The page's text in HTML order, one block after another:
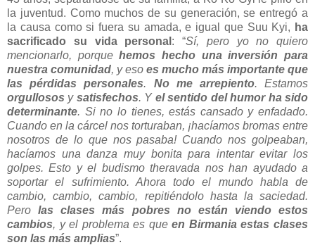
la juventud. Como muchos de su generación, se entregó a
la causa como si fuera su amada, e igual que Suu Kyi, ha
sacrificado su vida personal : “Sí, pero yo no quiero
mencionarlo, porquehemos hecho una inversión para
nuestra comunidad, y eso es mucho más importante que
las pérdidas personales. No me arrepiento. Estamos
orgullosos y satisfechos. Y el sentido del humor ha sido
determinante. Si no lo tienes, estás cansado y enfadado.
Cuando en la cárcel nos torturaban, ¡hacíamos bromas entre
nosotros de lo que nos pasaba! Cuando nos golpeaban,
hacíamos una danza muy bonita para intentar evitar los
golpes. Esto y el budismo theravada nos han ayudado a
soportar el sufrimiento. Ahora todo el mundo habla de
cambio, cambio, cambio, repitiéndolo hasta la saciedad.
Perolas clases más pobres no están viendo estos
cambios, y el problema es queen Birmania estas clases
son las más amplias”.